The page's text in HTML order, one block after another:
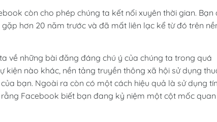
còn cho phép chúng ta kết nối xuyên thời gian. Bạn
hơn 20 năm trước và đã mất liên lạc kể từ đó trên
về những bài đăng đáng chú ý của chúng ta trong quá
kiện nào khác, nền tảng truyền thông xã hội sử dụng
bạn. Ngoài ra còn có một cách hiệu quả là sử dụng
Facebook biết bạn đang kỷ niệm một cột mốc quan